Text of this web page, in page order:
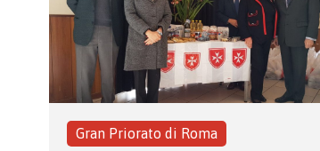
Gran Priorato di Roma